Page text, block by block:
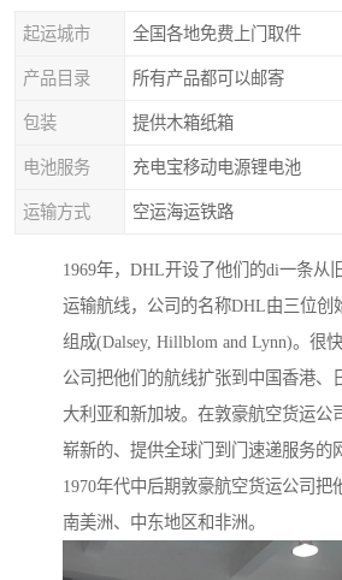
起运城市 全国各地免费上门取件
产品目录 所有产品都可以邮寄
包装 提供木箱纸箱
电池服务 充电宝移动电源锂电池
运输方式 空运海运铁路
1969年，DHL开设了他们的di一条从
运输航线，公司的名称DHL由三位创
组成(Dalsey, Hillblom and Lynn)。很
公司把他们的航线扩张到中国香港、
大利亚和新加坡。在敦豪航空货运公
崭新的、提供全球门到门速递服务的
1970年代中后期敦豪航空货运公司把
南美洲、中东地区和非洲。